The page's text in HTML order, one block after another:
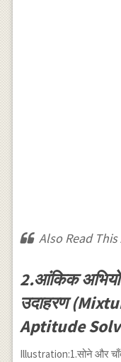
Also Read
2.आंकिक
उदाहरण
Aptitude
Illustration:1.सोने और